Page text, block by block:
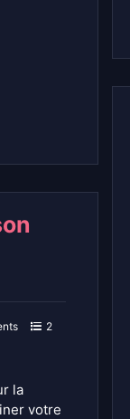
2
la
votre